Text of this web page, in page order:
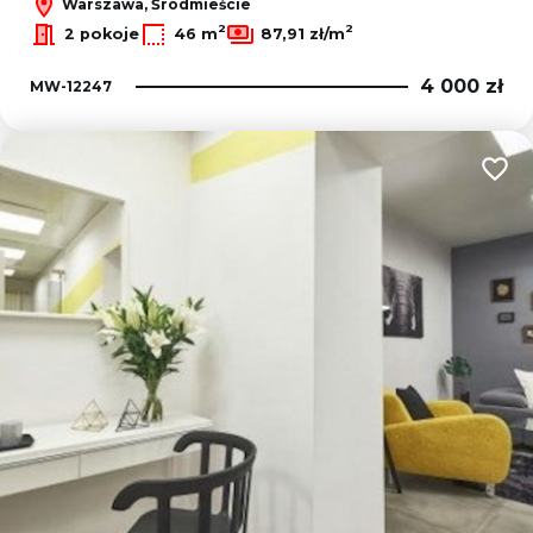
Warszawa, Śródmieście
2 pokoje
46 m2 87,91 zł/m2
MW-12247 4 000 zł